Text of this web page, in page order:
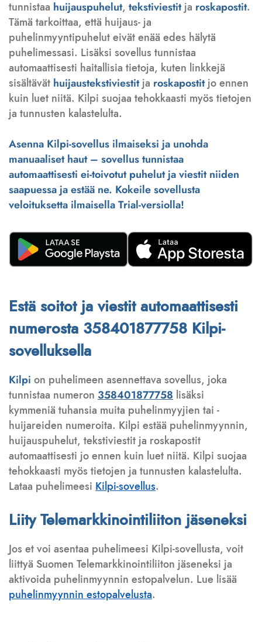
tunnistaa huijauspuhelut, tekstiviestitja roskapostit.
Tämä tarkoittaa, että huijaus- ja
puhelinmyyntipuhelut eivät enää edes hälytä
puhelimessasi. Lisäksi sovellus tunnistaa
automaattisesti haitallisia tietoja, kuten linkkejä
sisältävät huijaustekstiviestitja roskapostitjo ennen
kuin luet niitä. Kilpi suojaa tehokkaasti myös tietojen
ja tunnusten kalastelulta.
Asenna Kilpi-sovellus ilmaiseksi ja unohda
manuaaliset haut – sovellus tunnistaa
automaattisesti ei-toivotut puhelut ja viestit niiden
saapuessa ja estää ne. Kokeile sovellusta
veloituksetta ilmaisella Trial-versiolla!
Estä soitot ja viestit automaattisesti
numerosta 358401877758 Kilpi-
sovelluksella
Kilpi on puhelimeen asennettava sovellus, joka
tunnistaa numeron 358401877758 lisäksi
kymmeniä tuhansia muita puhelinmyyjien tai -
huijareiden numeroita. Kilpi estää puhelinmyynnin,
huijauspuhelut, tekstiviestit ja roskapostit
automaattisesti jo ennen kuin luet niitä. Kilpi suojaa
tehokkaasti myös tietojen ja tunnusten kalastelulta.
Lataa puhelimeesi Kilpi-sovellus.
Liity Telemarkkinointiliiton jäseneksi
Jos et voi asentaa puhelimeesi Kilpi-sovellusta, voit
liittyä Suomen Telemarkkinointiliiton jäseneksi ja
aktivoida puhelinmyynnin estopalvelun. Lue lisää
puhelinmyynnin estopalvelusta.